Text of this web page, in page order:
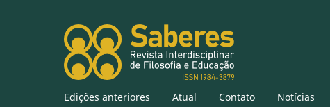
Edições anteriores Atual Contato Notícias